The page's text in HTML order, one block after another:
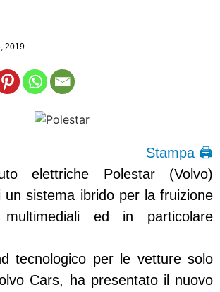
2019
Stampa 🖨
elettriche Polestar (Volvo)
un sistema ibrido per la fruizione
ed in particolare
tecnologico per le vetture solo
Cars, ha presentato il nuovo